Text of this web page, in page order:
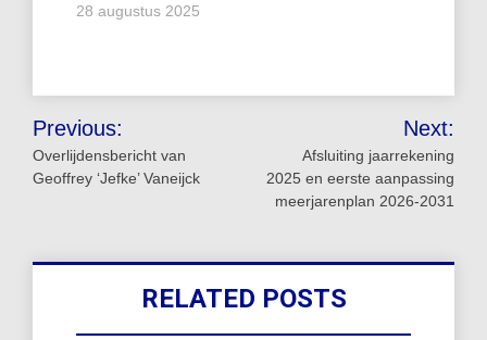
28 augustus 2025
Bericht
navigatie
Previous:
Overlijdensbericht van
Geoffrey ‘Jefke’ Vaneijck
Next:
Afsluiting jaarrekening
2025 en eerste aanpassing
meerjarenplan 2026-2031
RELATED POSTS